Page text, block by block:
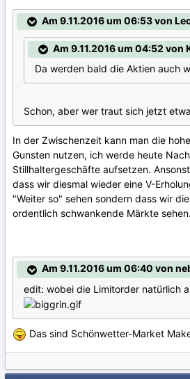
Am 9.11.2016 um 06:53 von
Am 9.11.2016 um 04:52 von
Da werden bald die Aktien auch
Schon, aber wer traut sich jetzt
In der Zwischenzeit kann man die
Gunsten nutzen, ich werde heute
Stillhaltergeschäfte aufsetzen.
dass wir diesmal wieder eine V-
"Weiter so" sehen sondern dass wir
ordentlich schwankende Märkte sehen.
Am 9.11.2016 um 06:40 von
edit: wobei die Limitorder natürlich
Das sind Schönwetter-Market